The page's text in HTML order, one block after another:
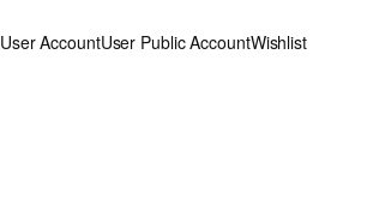
User AccountUser Public AccountWishlist